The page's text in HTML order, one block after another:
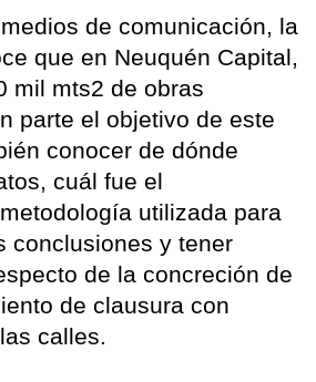
de comunicación, la
que en Neuquén Capital,
mil mts2 de obras
parte el objetivo de este
conocer de dónde
cuál fue el
utilizada para
conclusiones y tener
de la concreción de
de clausura con
calles.